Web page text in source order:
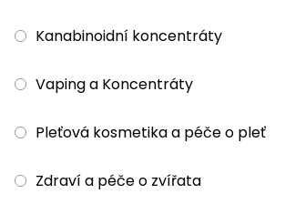
Kanabinoidní koncentráty
Vaping a Koncentráty
Pleťová kosmetika a péče o pleť
Zdraví a péče o zvířata